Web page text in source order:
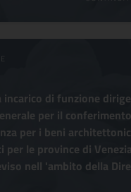
di funzione
per il
per i beni
per le province di
nell 'ambito della